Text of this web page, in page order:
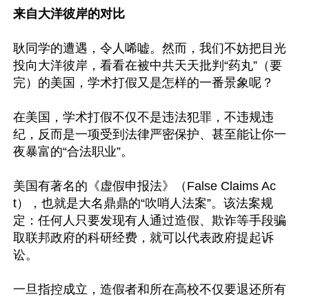
来自大洋彼岸的对比
耿同学的遭遇，令人唏嘘。然而，我们不妨把目光
投向大洋彼岸，看看在被中共天天批判“药丸”（要
完）的美国，学术打假又是怎样的一番景象呢？
在美国，学术打假不仅不是违法犯罪，不违规违
纪，反而是一项受到法律严密保护、甚至能让你一
夜暴富的“合法职业”。
美国有著名的《虚假申报法》（False Claims Ac
t），也就是大名鼎鼎的“吹哨人法案”。该法案规
定：任何人只要发现有人通过造假、欺诈等手段骗
取联邦政府的科研经费，就可以代表政府提起诉
讼。
一旦指控成立，造假者和所在高校不仅要退还所有